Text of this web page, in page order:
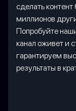
сделать
миллионов
Попробуйте
канал оживет и
гарантируем
результаты в